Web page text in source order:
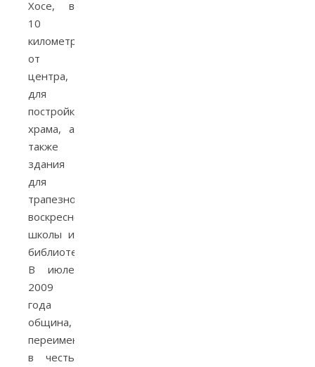
Хосе, в
10
километрах
от
центра,
для
постройки
храма, а
также
здания
для
трапезной,
воскресной
школы и
библиотеки.
В июле
2009
года
община,
переименованная
в честь